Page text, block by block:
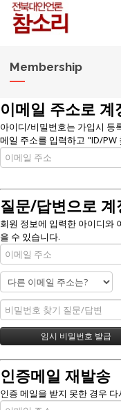
Membership
이메일 주소로 계
아이디/비밀번호는 가입시 등
메일 주소를 입력하고 "ID/
질문/답변으로 계
회원 정보에 입력한 아이디와
을 수 있습니다.
인증메일 재발송
인증 메일을 받지 못한 경우